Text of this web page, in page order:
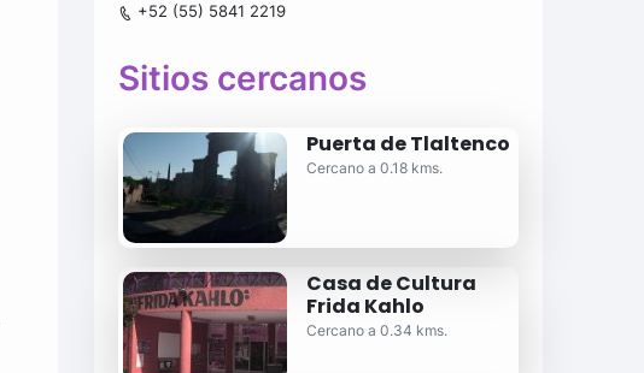
+52 (55) 5841 2219
Sitios cercanos
Puerta de Tlaltenco
Cercano a 0.18 kms.
Casa de Cultura
Frida Kahlo
Cercano a 0.34 kms.